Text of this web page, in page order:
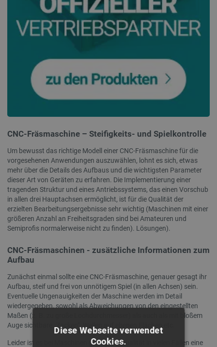
CNC-Fräsmaschine – Steifigkeits- und Spielkontrolle
Um bewusst das richtige Modell einer CNC-Fräsmaschine für die
vorgesehenen Anwendungen auszuwählen, lohnt es sich, etwas
mehr über die Details des Aufbaus und die wichtigsten Parameter
dieser Art von Geräten zu erfahren. Die Implementierung einer
tragenden Struktur und eines Antriebssystems, das einen Vorschub
in allen drei Hauptachsen ermöglicht, ist für die Qualität der
erzielten Bearbeitungsergebnisse sehr wichtig (Maschinen mit einer
größeren Anzahl an Freiheitsgraden sind bei Amateuren und
Semiprofis normalerweise nicht zu finden). Lösungen).
CNC-Fräsmaschinen - zusätzliche Informationen zum
Aufbau
Zunächst einmal sollte eine CNC-Fräsmaschine, genauer gesagt ihr
Aufbau, steif und frei von unnötigem Spiel (in allen Achsen) sein.
Eventuelle Ungenauigkeiten der Maschine werden im Detail
wiedergegeben, sowohl als Abweichungen von den eingestellten
Maßen (z. B. zu große Lochdurchmesser) als auch als mit bloßem
Auge sichtbare „Zacken“, Wellen auf ebenen Flächen etc.
Leider ist es bei Maschinen geringerer Qualität in vielen Fällen eine
Diese Webseite verwendet
Cookies.